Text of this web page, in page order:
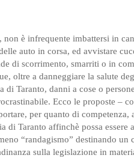
non è infrequente imbattersi in
auto in corsa, ed avvistare
di scorrimento, smarriti o in
oltre a danneggiare la salute
Taranto, danni a cose o
Ecco le proposte –
per quanto di competenza,
di Taranto affinchè possa
“randagismo” destinando
sulla legislazione in